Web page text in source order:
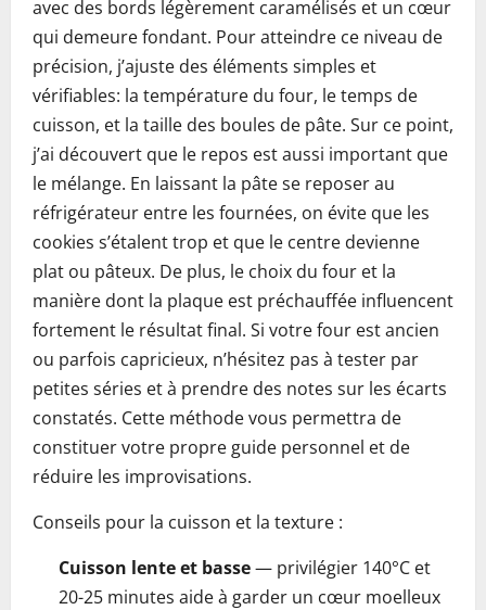
avec des bords légèrement caramélisés et un cœur
qui demeure fondant. Pour atteindre ce niveau de
précision, j’ajuste des éléments simples et
vérifiables: la température du four, le temps de
cuisson, et la taille des boules de pâte. Sur ce point,
j’ai découvert que le repos est aussi important que
le mélange. En laissant la pâte se reposer au
réfrigérateur entre les fournées, on évite que les
cookies s’étalent trop et que le centre devienne
plat ou pâteux. De plus, le choix du four et la
manière dont la plaque est préchauffée influencent
fortement le résultat final. Si votre four est ancien
ou parfois capricieux, n’hésitez pas à tester par
petites séries et à prendre des notes sur les écarts
constatés. Cette méthode vous permettra de
constituer votre propre guide personnel et de
réduire les improvisations.
Conseils pour la cuisson et la texture :
Cuisson lente et basse— privilégier 140°C et
20-25 minutes aide à garder un cœur moelleux